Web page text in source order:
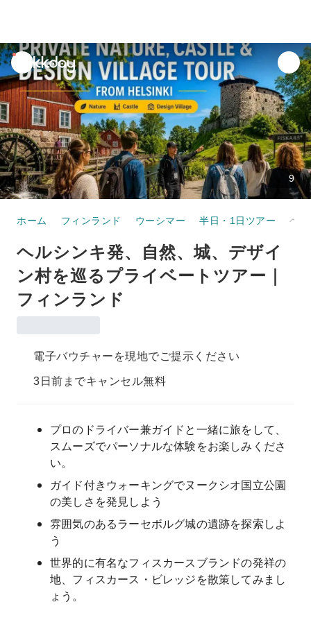
unread
notifications
9
ホーム フィンランド ウーシマー 半日・1日ツアー
ヘルシンキ発、自然、城、デザイ
ン村を巡るプライベートツアー｜
フィンランド
電子バウチャーを現地でご提示ください
3日前までキャンセル無料
プロのドライバー兼ガイドと一緒に旅をして、
スムーズでパーソナルな体験をお楽しみくださ
い。
ガイド付きウォーキングでヌークシオ国立公園
の美しさを発見しよう
雰囲気のあるラーセボルグ城の遺跡を探索しよ
う
世界的に有名なフィスカースブランドの発祥の
地、フィスカース・ビレッジを散策してみまし
ょう。